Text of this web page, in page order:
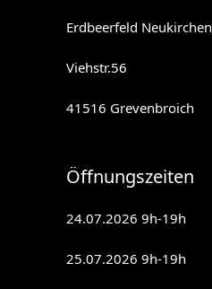
Erdbeerfeld Neukirchen
Viehstr.56
41516 Grevenbroich
Öffnungszeiten
24.07.2026 9h-19h
25.07.2026 9h-19h